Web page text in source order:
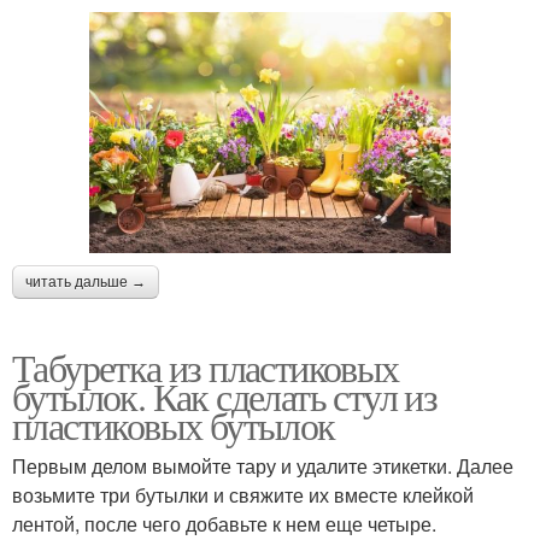
читать дальше →
Табуретка из пластиковых
бутылок. Как сделать стул из
пластиковых бутылок
Первым делом вымойте тару и удалите этикетки. Далее
возьмите три бутылки и свяжите их вместе клейкой
лентой, после чего добавьте к нем еще четыре.